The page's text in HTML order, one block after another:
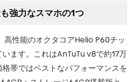
強力なスマホの1つ
高性能のオクタコアHelio P60チッ
ます。これはAnTuTu v8で約17万
帯ではベストなパフォーマンスを